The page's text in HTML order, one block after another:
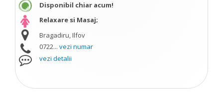
Disponibil chiar acum!
Relaxare si Masaj;
Bragadiru, Ilfov
0722... vezi numar
vezi detalii